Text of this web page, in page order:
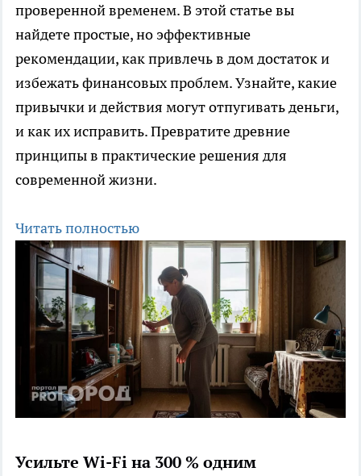
проверенной временем. В этой статье вы
найдете простые, но эффективные
рекомендации, как привлечь в дом достаток и
избежать финансовых проблем. Узнайте, какие
привычки и действия могут отпугивать деньги,
и как их исправить. Превратите древние
принципы в практические решения для
современной жизни.
Читать полностью
Усильте Wi-Fi на 300 % одним